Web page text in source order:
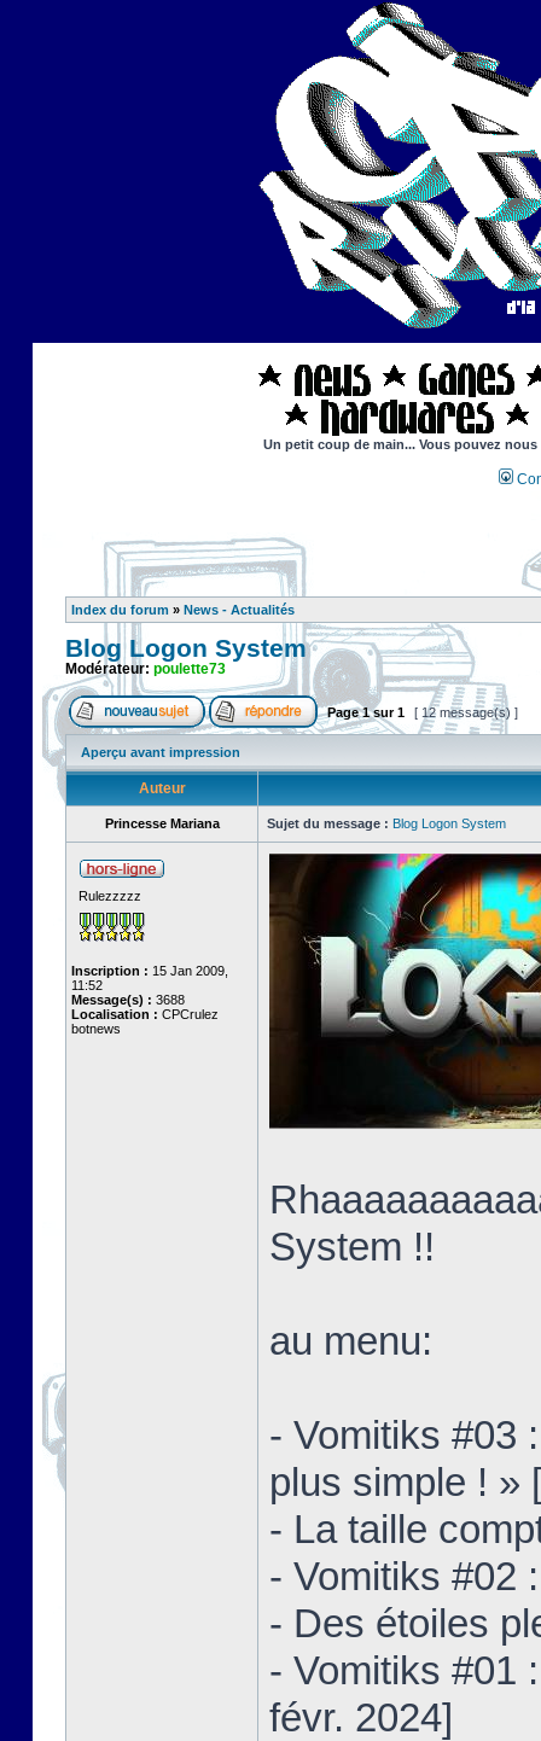
Un petit coup de main... Vous pouvez
Index du forum » News - Actualités
Blog Logon System
Modérateur: poulette73
Page1sur1 [ 12 message(s) ]
Aperçu avant impression
Auteur
Princesse Mariana Sujet du message : Blog Logon System
Rulezzzzz
Inscription : 15 Jan 2009,
11:52
Message(s) : 3688
Localisation : CPCrulez
botnews
System !!
au menu:
- Vomitiks #03
plus simple ! »
- La taille
- Vomitiks #02
- Des étoiles
- Vomitiks #01
févr. 2024]